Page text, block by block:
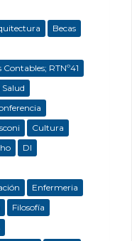
Becas
RTNº41
Salud
Cultura
DI
Enfermeria
Filosofía